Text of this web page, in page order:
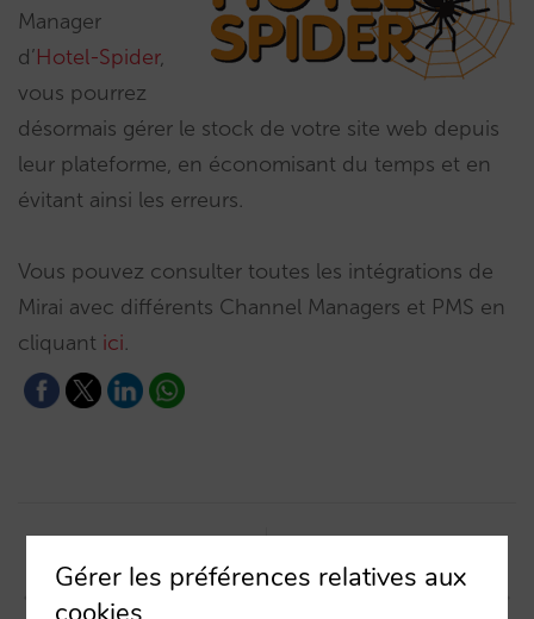
Manager
d’Hotel-Spider,
vous pourrez
désormais gérer le stock de votre site web depuis
leur plateforme, en économisant du temps et en
évitant ainsi les erreurs.
Vous pouvez consulter toutes les intégrations de
Mirai avec différents Channel Managers et PMS en
cliquant ici.
navigation
Vous pouvez désormais
restreindre les arrivées et les
Chargez dès maintenant vos
Gérer les préférences relatives aux